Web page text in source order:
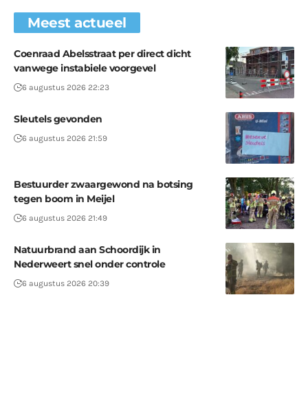
Meest actueel
Coenraad Abelsstraat per direct dicht
vanwege instabiele voorgevel
6 augustus 2026 22:23
Sleutels gevonden
6 augustus 2026 21:59
Bestuurder zwaargewond na botsing
tegen boom in Meijel
6 augustus 2026 21:49
Natuurbrand aan Schoordijk in
Nederweert snel onder controle
6 augustus 2026 20:39